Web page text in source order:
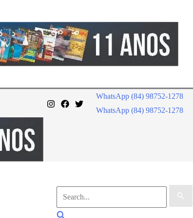
WhatsApp (84) 98752-1278
WhatsApp (84) 98752-1278
por: